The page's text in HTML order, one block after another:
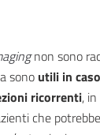
non sono
sono utili in
ricorrenti,
che